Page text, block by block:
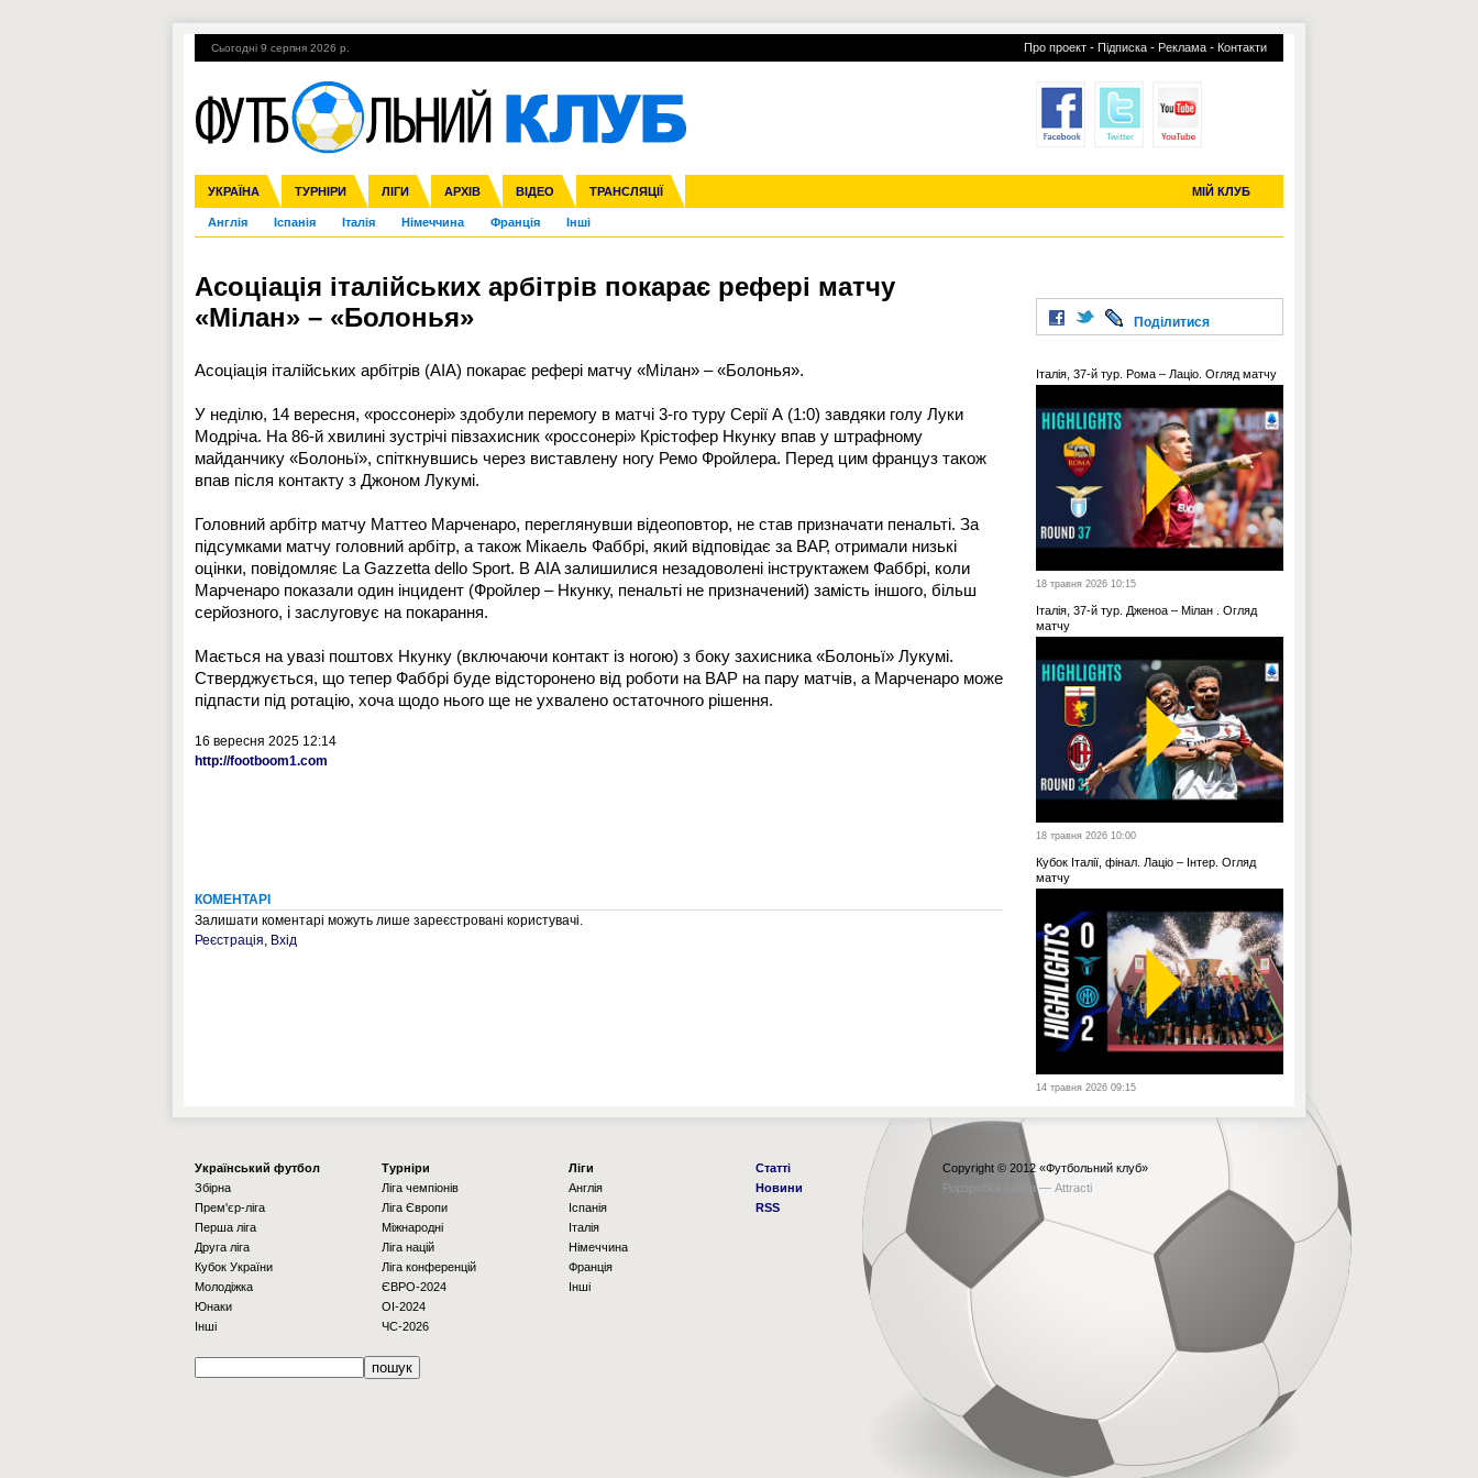
Сьогодні 9 серпня 2026 р. Про проект - Підписка - Реклама - Контакти
УКРАЇНА ТУРНІРИ ЛІГИ АРХІВ ВІДЕО ТРАНСЛЯЦІЇ МІЙ КЛУБ
Збірна Прем'єр-ліга Перша ліга Друга ліга Кубок України Молодіжка
Ліга чемпіонів Ліга Європи Міжнародні Ліга націй Ліга конференцій
Англія Іспанія Італія Німеччина Франція Інші
ЧС-2014 ЄВРО-2016 Росія Кубок конфедерацій ЧЄ-2015 (U-21)
Гарячі теми УПЛ, 2-й тур ВІЙНА УПЛ-ПЕРЕХОДИ УСІ ТРАНСФЕРИ
Асоціація італійських арбітрів покарає рефері матчу
«Мілан» – «Болонья»
Асоціація італійських арбітрів (AIA) покарає рефері матчу «Мілан» – «Болонья».
У неділю, 14 вересня, «россонері» здобули перемогу в матчі 3-го туру Серії А (1:0) завдяки голу Луки
Модріча. На 86-й хвилині зустрічі півзахисник «россонері» Крістофер Нкунку впав у штрафному
майданчику «Болоньї», спіткнувшись через виставлену ногу Ремо Фройлера. Перед цим француз також
впав після контакту з Джоном Лукумі.
Головний арбітр матчу Маттео Марченаро, переглянувши відеоповтор, не став призначати пенальті. За
підсумками матчу головний арбітр, а також Мікаель Фаббрі, який відповідає за ВАР, отримали низькі
оцінки, повідомляє La Gazzetta dello Sport. В AIA залишилися незадоволені інструктажем Фаббрі, коли
Марченаро показали один інцидент (Фройлер – Нкунку, пенальті не призначений) замість іншого, більш
серйозного, і заслуговує на покарання.
Мається на увазі поштовх Нкунку (включаючи контакт із ногою) з боку захисника «Болоньї» Лукумі.
Стверджується, що тепер Фаббрі буде відсторонено від роботи на ВАР на пару матчів, а Марченаро може
підпасти під ротацію, хоча щодо нього ще не ухвалено остаточного рішення.
16 вересня 2025 12:14
http://footboom1.com
КОМЕНТАРІ
Залишати коментарі можуть лише зареєстровані користувачі.
Реєстрація, Вхід
Поділитися
Італія, 37-й тур. Рома – Лаціо. Огляд матчу
18 травня 2026 10:15
Італія, 37-й тур. Дженоа – Мілан . Огляд
матчу
18 травня 2026 10:00
Кубок Італії, фінал. Лаціо – Інтер. Огляд
матчу
14 травня 2026 09:15
Українcький футбол
Збірна
Прем'єр-ліга
Перша ліга
Друга ліга
Кубок України
Молодіжка
Юнаки
Інші
Турніри
Ліга чемпіонів
Ліга Європи
Міжнародні
Ліга націй
Ліга конференцій
ЄВРО-2024
OI-2024
ЧС-2026
Ліги
Англія
Іспанія
Італія
Німеччина
Франція
Інші
Статті
Новини
RSS
Copyright © 2012 «Футбольний клуб»
Рорзробка сайта — Attracti